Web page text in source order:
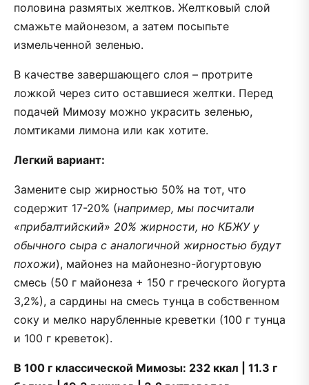
половина размятых желтков. Желтковый слой
смажьте майонезом, а затем посыпьте
измельченной зеленью.
В качестве завершающего слоя – протрите
ложкой через сито оставшиеся желтки. Перед
подачей Мимозу можно украсить зеленью,
ломтиками лимона или как хотите.
Легкий вариант:
Замените сыр жирностью 50% на тот, что
содержит 17-20% (например, мы посчитали
«прибалтийский» 20% жирности, но КБЖУ у
обычного сыра с аналогичной жирностью будут
похожи), майонез на майонезно-йогуртовую
смесь (50 г майонеза + 150 г греческого йогурта
3,2%), а сардины на смесь тунца в собственном
соку и мелко нарубленные креветки (100 г тунца
и 100 г креветок).
В 100 г классической Мимозы: 232 ккал | 11.3 г